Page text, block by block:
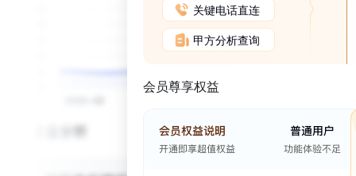
关键电话直连
甲方分析查询
会员尊享权益